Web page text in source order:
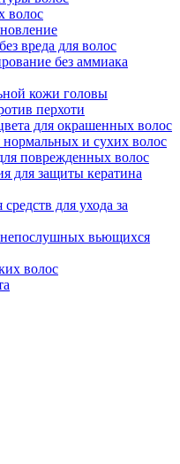
волос
вреда для волос
без аммиака
кожи головы
перхоти
для окрашенных волос
и сухих волос
поврежденных волос
для защиты кератина
для ухода за
непослушных вьющихся
волос